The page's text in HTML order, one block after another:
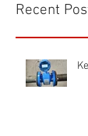
Recent